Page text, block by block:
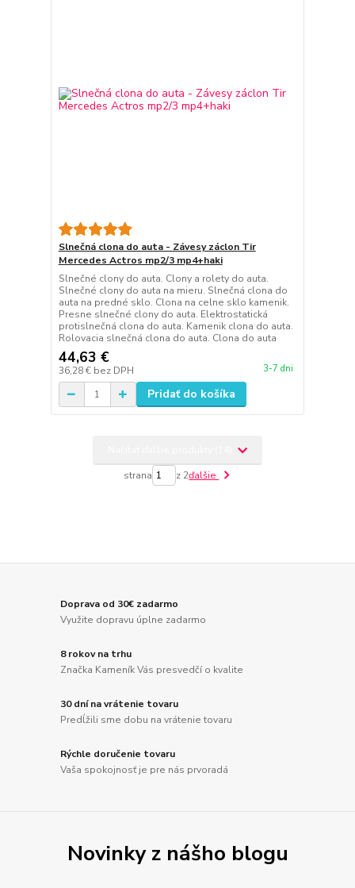
Slnečná clona do auta - Závesy záclon Tir
Mercedes Actros mp2/3 mp4+haki
Slnečné clony do auta. Clony a rolety do auta.
Slnečné clony do auta na mieru. Slnečná clona do
auta na predné sklo. Clona na celne sklo kamenik.
Presne slnečné clony do auta. Elektrostatická
protislnečná clona do auta. Kamenik clona do auta.
Rolovacia slnečná clona do auta. Clona do auta
44,63 €
36,28 € bez DPH 3-7 dni
Pridať do košíka
strana z 2ďalšie
Doprava od 30€ zadarmo
Využite dopravu úplne zadarmo
8 rokov na trhu
Značka Kameník Vás presvedčí o kvalite
30 dní na vrátenie tovaru
Predĺžili sme dobu na vrátenie tovaru
Rýchle doručenie tovaru
Vaša spokojnosť je pre nás prvoradá
Novinky z nášho blogu